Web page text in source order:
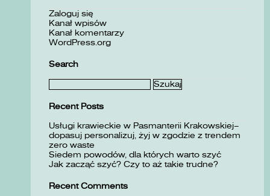
Zaloguj się
Kanał wpisów
Kanał komentarzy
WordPress.org
Search
Szukaj:
Recent Posts
Usługi krawieckie w Pasmanterii Krakowskiej–
dopasuj personalizuj, żyj w zgodzie z trendem
zero waste
Siedem powodów, dla których warto szyć
Jak zacząć szyć? Czy to aż takie trudne?
Recent Comments